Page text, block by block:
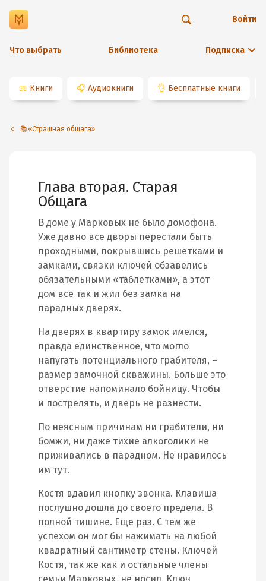
Что выбрать Библиотека Подписка
Войти
📖 Книги 🎧 Аудиокниги 👌 Бесплатные книги
📚«Страшная общага»
Глава вторая. Старая
Общага
В доме у Марковых не было домофона.
Уже давно все дворы перестали быть
проходными, покрывшись решетками и
замками, связки ключей обзавелись
обязательными «таблетками», а этот
дом все так и жил без замка на
парадных дверях.
На дверях в квартиру замок имелся,
правда единственное, что могло
напугать потенциального грабителя, –
размер замочной скважины. Больше это
отверстие напоминало бойницу. Чтобы
и пострелять, и дверь не разнести.
По неясным причинам ни грабители, ни
бомжи, ни даже тихие алкоголики не
приживались в парадном. Не нравилось
им тут.
Костя вдавил кнопку звонка. Клавиша
послушно дошла до своего предела. В
полной тишине. Еще раз. С тем же
успехом он мог бы нажимать на любой
квадратный сантиметр стены. Ключей
Костя, так же как и остальные члены